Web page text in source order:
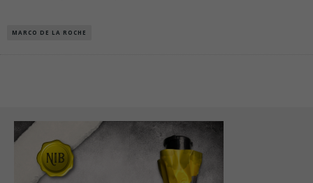
MARCO DE LA ROCHE